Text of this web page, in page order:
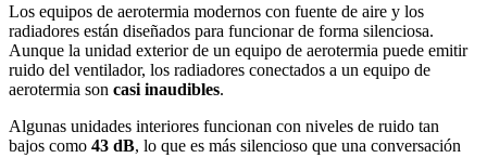
Los equipos de aerotermia modernos con fuente de aire y los
radiadores están diseñados para funcionar de forma silenciosa.
Aunque la unidad exterior de un equipo de aerotermia puede emitir
ruido del ventilador, los radiadores conectados a un equipo de
aerotermia son casi inaudibles.
Algunas unidades interiores funcionan con niveles de ruido tan
bajos como 43 dB, lo que es más silencioso que una conversación